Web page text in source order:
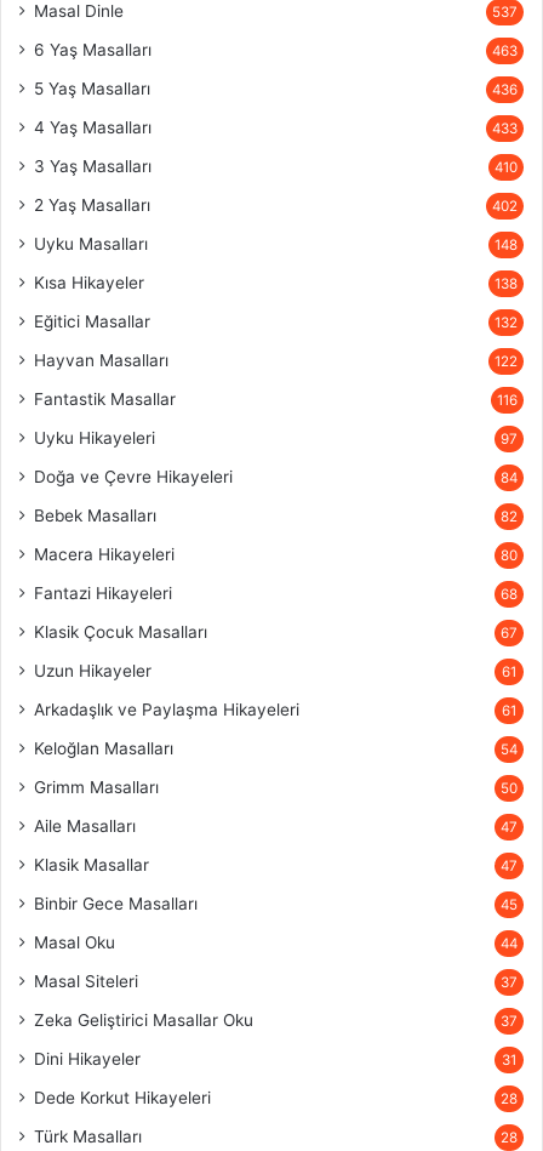
Masal Dinle 537
6 Yaş Masalları 463
5 Yaş Masalları 436
4 Yaş Masalları 433
3 Yaş Masalları 410
2 Yaş Masalları 402
Uyku Masalları 148
Kısa Hikayeler 138
Eğitici Masallar 132
Hayvan Masalları 122
Fantastik Masallar 116
Uyku Hikayeleri 97
Doğa ve Çevre Hikayeleri 84
Bebek Masalları 82
Macera Hikayeleri 80
Fantazi Hikayeleri 68
Klasik Çocuk Masalları 67
Uzun Hikayeler 61
Arkadaşlık ve Paylaşma Hikayeleri 61
Keloğlan Masalları 54
Grimm Masalları 50
Aile Masalları 47
Klasik Masallar 47
Binbir Gece Masalları 45
Masal Oku 44
Masal Siteleri 37
Zeka Geliştirici Masallar Oku 37
Dini Hikayeler 31
Dede Korkut Hikayeleri 28
Türk Masalları 28